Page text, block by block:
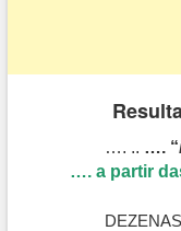
…. .. …. “
…. a partir